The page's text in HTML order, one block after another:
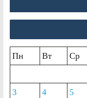
Пн Вт Ср
3
4 5